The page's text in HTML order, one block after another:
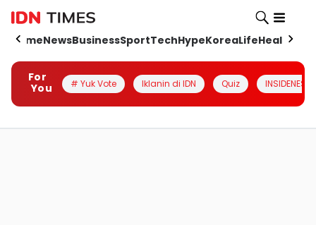
HomeNewsBusinessSportTechHypeKoreaLifeHealth
For
You
# Yuk Vote Iklanin di IDN Quiz INSIDENESIA